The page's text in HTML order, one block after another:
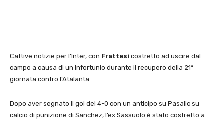
Cattive notizie per l’Inter, con Frattesi costretto ad uscire dal
campo a causa di un infortunio durante il recupero della 21ª
giornata contro l’Atalanta.
Dopo aver segnato il gol del 4-0 con un anticipo su Pasalic su
calcio di punizione di Sanchez, l’ex Sassuolo è stato costretto a